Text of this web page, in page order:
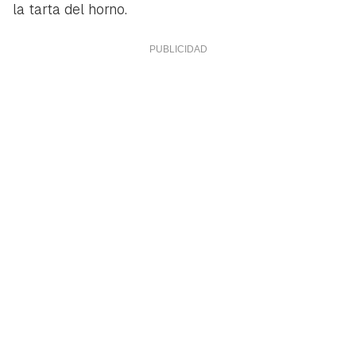
la tarta del horno.